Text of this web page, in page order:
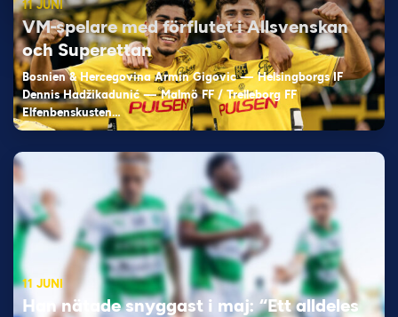
11 JUNI
VM-spelare med förflutet i Allsvenskan
och Superettan
Bosnien & Hercegovina Armin Gigovic — Helsingborgs IF
Dennis Hadžikadunić — Malmö FF / Trelleborg FF
Elfenbenskusten…
11 JUNI
Han nätade snyggast i maj: “Ett alldeles